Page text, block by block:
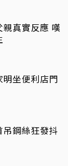
真實反應 嘆
坐便利店門
吊鋼絲狂發抖